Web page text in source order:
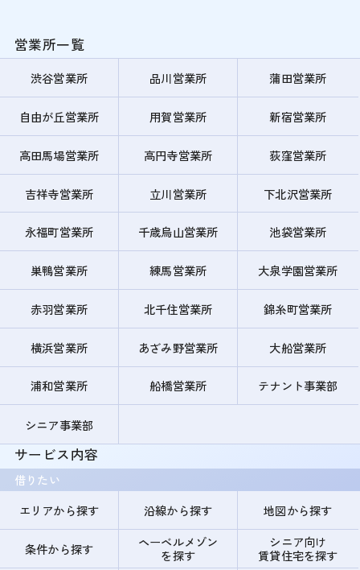
営業所一覧
渋谷営業所 品川営業所 蒲田営業所
自由が丘営業所 用賀営業所 新宿営業所
高田馬場営業所 高円寺営業所 荻窪営業所
吉祥寺営業所 立川営業所 下北沢営業所
永福町営業所 千歳烏山営業所 池袋営業所
巣鴨営業所 練馬営業所 大泉学園営業所
赤羽営業所 北千住営業所 錦糸町営業所
横浜営業所 あざみ野営業所 大船営業所
浦和営業所 船橋営業所 テナント事業部
シニア事業部
サービス内容
借りたい
エリアから探す
沿線から探す 地図から探す
条件から探す
ヘーベルメゾン
を探す
シニア向け
賃貸住宅を探す